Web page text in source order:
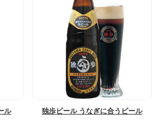
ル 独歩ビール うなぎに合うビール